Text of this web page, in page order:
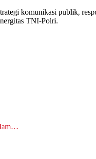
komunikasi publik,
TNI-Polri.